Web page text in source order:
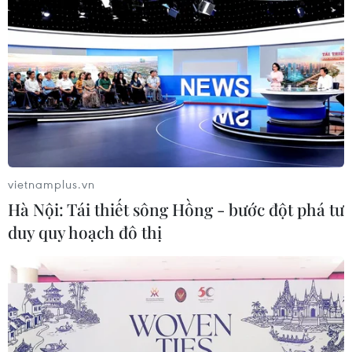
còn chưa tương xứng với tiềm năng, kim ngạch
xuất nhập khẩu còn chưa cân đối. Trong thời
gian tới, thành phố Hà Nội sẽ tập trung rà soát
các mặt hàng, sản phẩm chủ lực đủ tiêu chuẩn
xuất khẩu, đáp ứng được yêu cầu của thị trường
Trung Quốc đang có nhu cầu lớn, đồng thời tiếp
tục cải cách thủ tục hành chính xuất nhập
cảnh./.
(TTXVN/Vietnam+)
vietnamplus.vn
Hà Nội: Tái thiết sông Hồng - bước đột phá tư
duy quy hoạch đô thị